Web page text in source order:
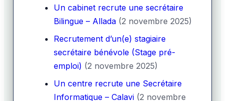
Un cabinet recrute une secrétaire
Bilingue – Allada (2 novembre 2025)
Recrutement d’un(e) stagiaire
secrétaire bénévole (Stage pré-
emploi) (2 novembre 2025)
Un centre recrute une Secrétaire
Informatique – Calavi (2 novembre